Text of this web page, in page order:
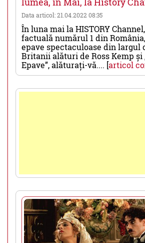
Data articol: 21.04.2022 08:35
În luna mai la HISTORY
factuală numărul 1 din
epave spectaculoase din largul
Britanii alături de Ross Kemp și
Epave”, alăturați-vă.... [articol